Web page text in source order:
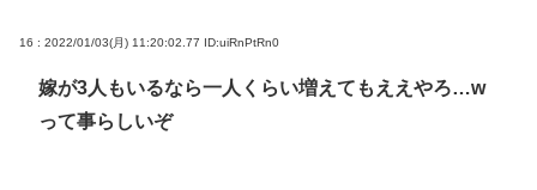
16 : 2022/01/03(月) 11:20:02.77 ID:uiRnPtRn0
嫁が3人もいるなら一人くらい増えてもええやろ…w
って事らしいぞ